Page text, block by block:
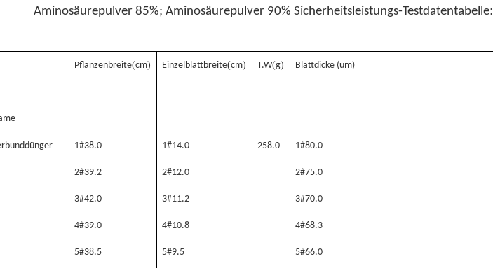
Aminosäurepulver 85%; Aminosäurepulver 90% Sicherheitsleistungs-Testdatentabelle:
Pflanzenbreite(cm) Einzelblattbreite(cm) T.W(g) Blattdicke (um)
1#38.0
2#39.2
3#42.0
4#39.0
5#38.5
1#14.0
2#12.0
3#11.2
4#10.8
5#9.5
258.0 1#80.0
2#75.0
3#70.0
4#68.3
5#66.0